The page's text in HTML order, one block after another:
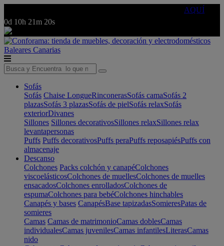
AQUÍ
0d 10h 21m 20s
Baleares Canarias
Sofás
Sofás Chaise LongueRinconerasSofás camaSofás 2
plazasSofás 3 plazasSofás de pielSofás relaxSofás
exteriorDivanes
Sillones Sillones decorativosSillones relaxSillones relax
levantapersonas
Puffs Puffs decorativosPuffs peraPuffs reposapiésPuffs con
almacenaje
Descanso
Colchones Packs colchón y canapéColchones
viscoelásticosColchones de muellesColchones de muelles
ensacadosColchones enrolladosColchones de
espumaColchones para bebéColchones hinchables
Canapés y bases CanapésBase tapizadasSomieresPatas de
somieres
Camas Camas de matrimonioCamas doblesCamas
individualesCamas juvenilesCamas infantilesLiterasCamas
nido